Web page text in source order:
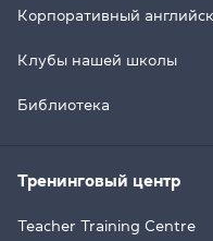
Корпоративный
Клубы нашей школы
Библиотека
Тренинговый центр
Teacher Training Centre